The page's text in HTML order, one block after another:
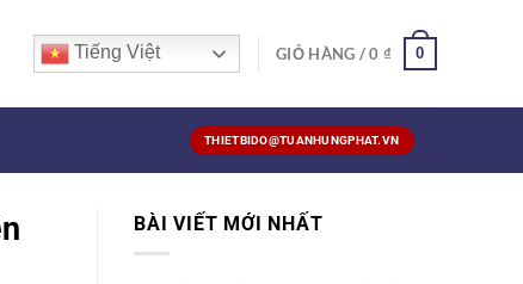
Tiếng Việt GIỎ HÀNG /0 ₫ 0
THIETBIDO@TUANHUNGPHAT.VN
BÀI VIẾT MỚI NHẤT